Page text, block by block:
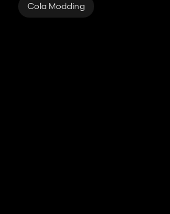
Cola Modding